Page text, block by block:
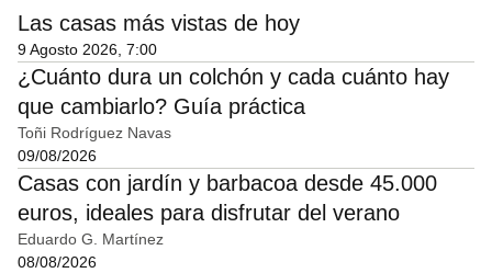
Las casas más vistas de hoy
9 Agosto 2026, 7:00
¿Cuánto dura un colchón y cada cuánto hay
que cambiarlo? Guía práctica
Toñi Rodríguez Navas
09/08/2026
Casas con jardín y barbacoa desde 45.000
euros, ideales para disfrutar del verano
Eduardo G. Martínez
08/08/2026